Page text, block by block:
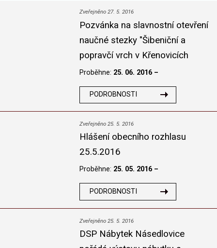
Zveřejněno 27. 5. 2016
Pozvánka na slavnostní otevření
naučné stezky "Šibeniční a
popravčí vrch v Křenovicích
Proběhne: 25. 06. 2016 –
PODROBNOSTI
Zveřejněno 25. 5. 2016
Hlášení obecního rozhlasu
25.5.2016
Proběhne: 25. 05. 2016 –
PODROBNOSTI
Zveřejněno 25. 5. 2016
DSP Nábytek Násedlovice